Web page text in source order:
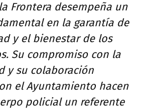
Frontera desempeña un
en la garantía de
y el bienestar de los
Su compromiso con la
y su colaboración
el Ayuntamiento hacen
policial un referente